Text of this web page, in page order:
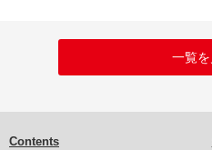
一覧
Contents